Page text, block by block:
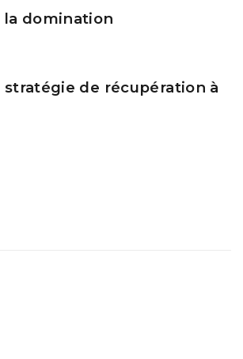
la domination
de récupération à